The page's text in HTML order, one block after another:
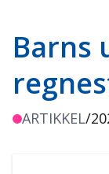
Barns
ARTIKKEL/